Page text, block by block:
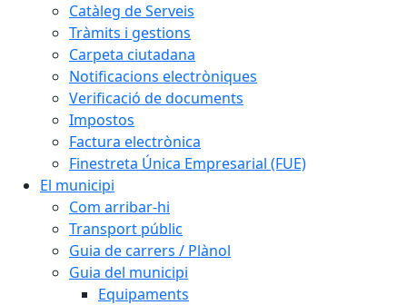
Catàleg de Serveis
Tràmits i gestions
Carpeta ciutadana
Notificacions electròniques
Verificació de documents
Impostos
Factura electrònica
Finestreta Única Empresarial (FUE)
El municipi
Com arribar-hi
Transport públic
Guia de carrers / Plànol
Guia del municipi
Equipaments